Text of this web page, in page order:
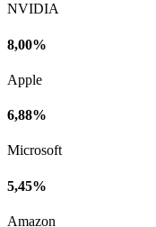
NVIDIA
8,00%
Apple
6,88%
Microsoft
5,45%
Amazon